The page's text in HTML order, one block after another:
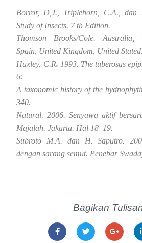
Borror, D,J., Triplehorn, C.A., dan
Study of Insects. 7 th Edition.
Thomson Brooks/Cole. Australia,
Spain, United Kingdom, United Stated.
Huxley, C.R. 1993. The tuberosus
6:
A taxonomic history of the
340.
Natural. 2006. Senyawa aktif
Majalah. Jakarta. Hal 18–19.
Subroto M.A. dan H. Saputro.
dengan sarang semut. Penebar
Bagikan